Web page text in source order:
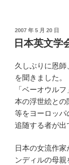
投
稿
日:
2007 年 5 月 20 日
日本英文学
久しぶりに恩
を聞きました。
「ベーオウル
本の浮世絵との
等をヨーロッパ
追随する者が出
日本の女流作
ンディルの母親